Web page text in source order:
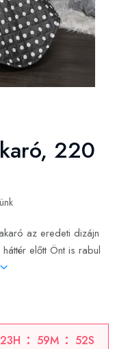
220
az eredeti dizájn
előtt Önt is rabul
23H 59M 51S